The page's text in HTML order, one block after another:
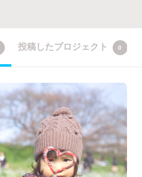
投稿したプロジェクト 0